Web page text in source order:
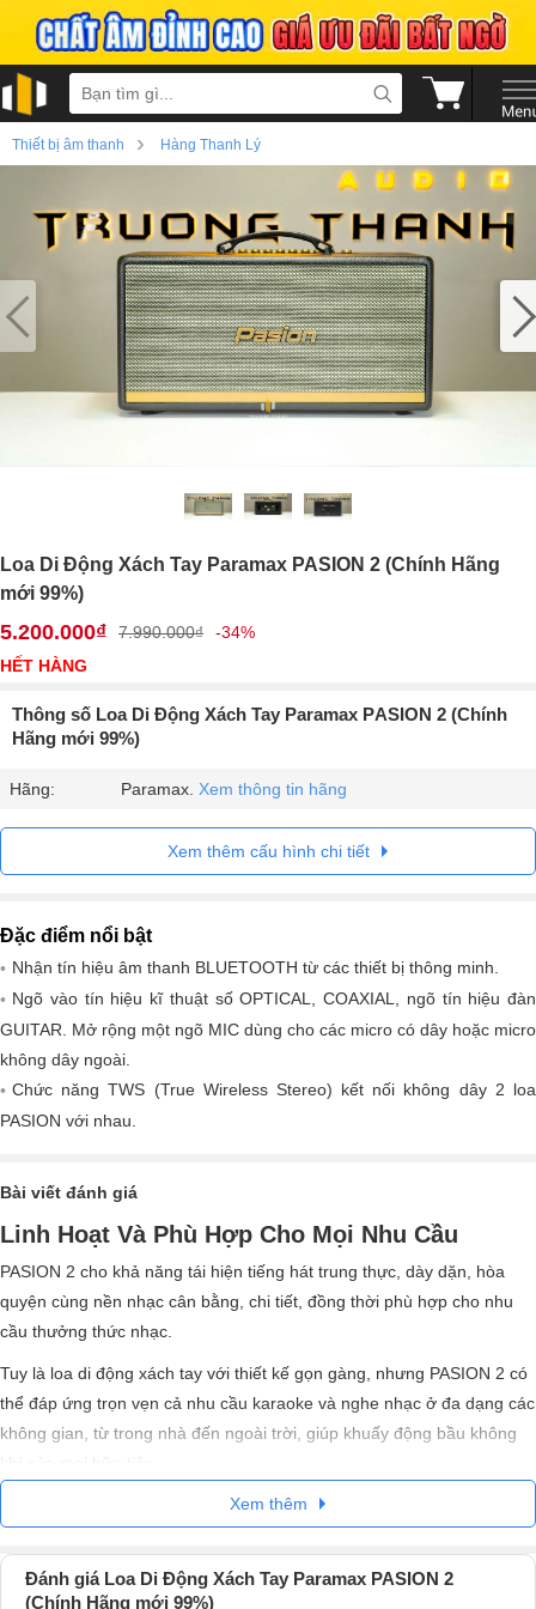
Thiết bị âm thanh › Hàng Thanh Lý
Loa Di Động Xách Tay Paramax PASION 2 (Chính Hãng
mới 99%)
5.200.000₫ 7.990.000₫
-34%
HẾT HÀNG
Thông số Loa Di Động Xách Tay Paramax PASION 2 (Chính
Hãng mới 99%)
Hãng: Paramax. Xem thông tin hãng
Xem thêm cấu hình chi tiết
Đặc điểm nổi bật
Nhận tín hiệu âm thanh BLUETOOTH từ các thiết bị thông minh.
Ngõ vào tín hiệu kĩ thuật số OPTICAL, COAXIAL, ngõ tín hiệu đàn
GUITAR. Mở rộng một ngõ MIC dùng cho các micro có dây hoặc micro
không dây ngoài.
Chức năng TWS (True Wireless Stereo) kết nối không dây 2 loa
PASION với nhau.
Bài viết đánh giá
Linh Hoạt Và Phù Hợp Cho Mọi Nhu Cầu
PASION 2 cho khả năng tái hiện tiếng hát trung thực, dày dặn, hòa
quyện cùng nền nhạc cân bằng, chi tiết, đồng thời phù hợp cho nhu
cầu thưởng thức nhạc.
Tuy là loa di động xách tay với thiết kế gọn gàng, nhưng PASION 2 có
thể đáp ứng trọn vẹn cả nhu cầu karaoke và nghe nhạc ở đa dạng các
không gian, từ trong nhà đến ngoài trời, giúp khuấy động bầu không
khí của mọi bữa tiệc.
Xem thêm
Đánh giá Loa Di Động Xách Tay Paramax PASION 2
(Chính Hãng mới 99%)